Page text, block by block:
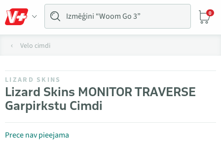
0
Velo cimdi
LIZARD SKINS
Lizard Skins MONITOR TRAVERSE
Garpirkstu Cimdi
Prece nav pieejama